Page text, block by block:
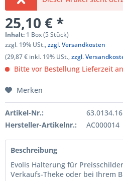
25,10 € *
Inhalt: 1 Box (5 Stück)
zzgl. 19% USt.,zzgl. Versandkosten
(29,87 € inkl. 19% USt.,zzgl.
Bitte vor Bestellung Lieferzeit
Merken
Artikel-Nr.:
63.0134.16
Hersteller-Artikelnr.:
AC000014
Beschreibung
Evolis Halterung für
Verkaufs-Theke oder bei Ihrem